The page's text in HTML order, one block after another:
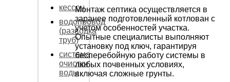
кессон
водопровод
(разводка
труб)
система
очистки
воды
Монтаж септика осуществляется в
заранее подготовленный котлован с
учетом особенностей участка.
Опытные специалисты выполняют
установку под ключ, гарантируя
бесперебойную работу системы в
любых почвенных условиях,
включая сложные грунты.